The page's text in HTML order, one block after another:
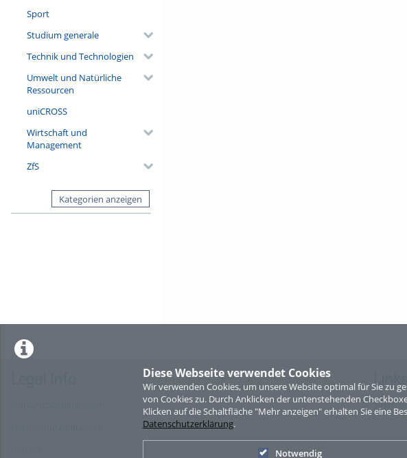
Diese Webseite verwendet Cookies
Wir verwenden Cookies, um unsere Website optimal für Sie zu
von Cookies zu. Durch Anklicken der untenstehenden
Klicken auf die Schaltfläche "Mehr anzeigen" erhalten Sie eine
Datenschutzerklärung.
Notwendig
Sport
Studium generale
Technik und Technologien
Umwelt und Natürliche
Ressourcen
uniCROSS
Wirtschaft und
Management
ZfS
Kategorien anzeigen
Links
Sitemap